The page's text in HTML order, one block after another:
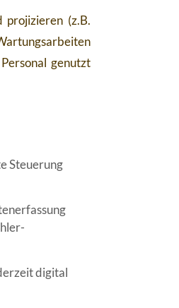
(z.B.
genutzt
Steuerung
digital